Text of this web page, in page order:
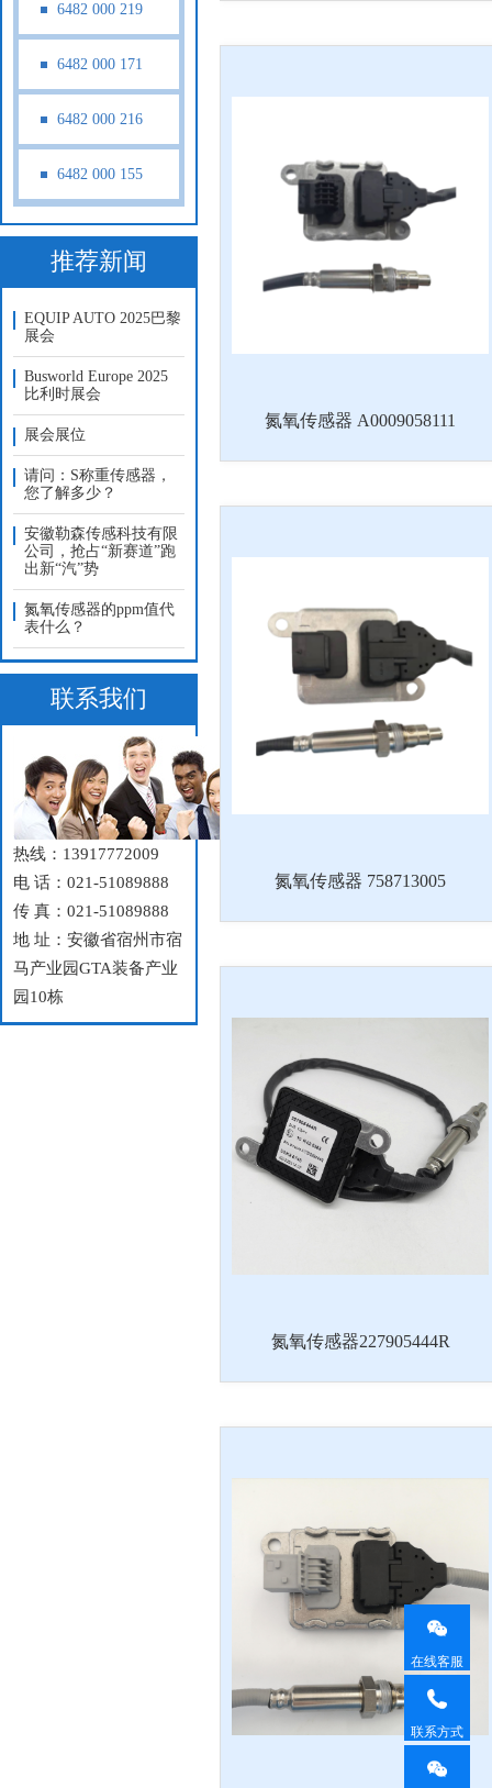
6482 000 219
6482 000 171
6482 000 216
6482 000 155
推荐新闻
EQUIP AUTO 2025巴黎
展会
Busworld Europe 2025
比利时展会
展会展位
请问：S称重传感器，
您了解多少？
安徽勒森传感科技有限
公司，抢占“新赛道”跑
出新“汽”势
氮氧传感器的ppm值代
表什么？
联系我们
热线：13917772009
电 话：021-51089888
传 真：021-51089888
地 址：安徽省宿州市宿
马产业园GTA装备产业
园10栋
氮氧传感器 A0009058111
氮氧传感器 758713005
氮氧传感器227905444R
在线客服
联系方式